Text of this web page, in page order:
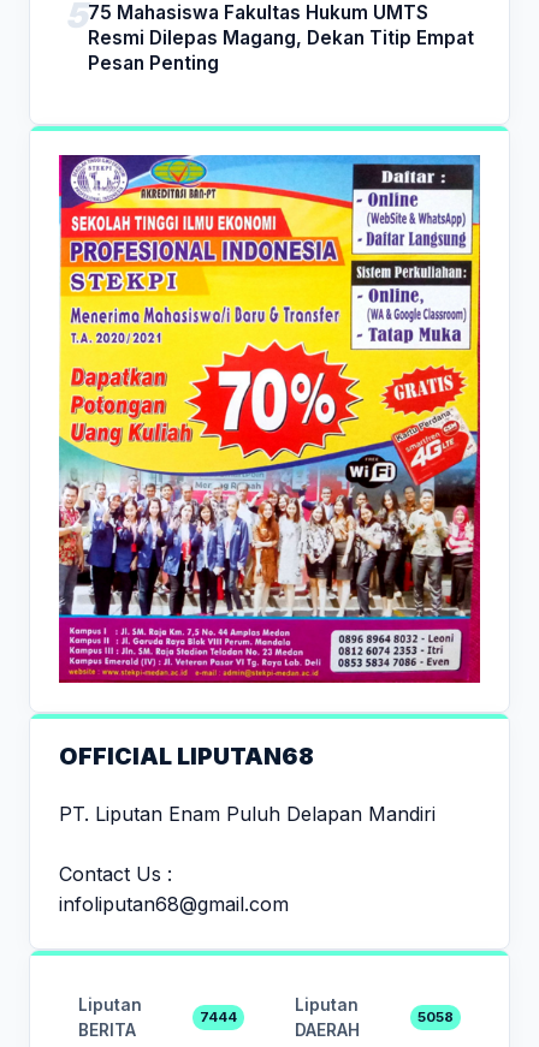
75 Mahasiswa Fakultas Hukum UMTS
Resmi Dilepas Magang, Dekan Titip Empat
Pesan Penting
OFFICIAL LIPUTAN68
PT. Liputan Enam Puluh Delapan Mandiri
Contact Us :
infoliputan68@gmail.com
Liputan
BERITA
7444
Liputan
DAERAH
5058